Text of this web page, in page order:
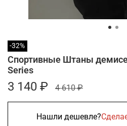
-32%
Спортивные Штаны
Series
3 140 ₽ 4 610 ₽
Нашли дешевле?